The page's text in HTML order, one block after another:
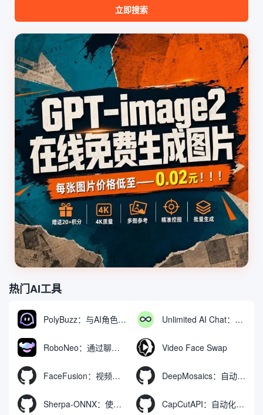
立即搜索
热门AI工具
PolyBuzz：与AI角色互动的免费聊天与角色扮演平台 Unlimited AI Chat：免费无限制的AI聊天工具
RoboNeo：通过聊天生成和编辑视频与图像的AI工具 Video Face Swap
FaceFusion：视频换脸增强工具|语音同步视频嘴型动作 DeepMosaics：自动去除图像和视频中的马赛克，或向其添加马赛克
Sherpa-ONNX：使用ONNXRuntime实现离线语音识别和合成 CapCutAPI：自动化控制CapCut视频剪辑的开源工具